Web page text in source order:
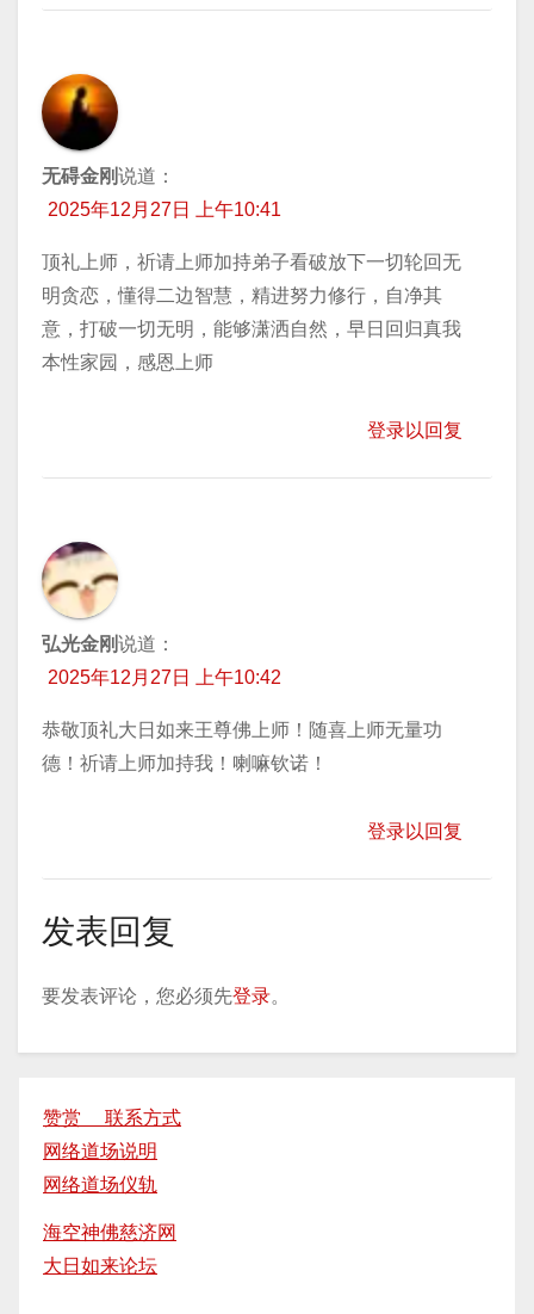
无碍金刚说道：
2025年12月27日 上午10:41
顶礼上师，祈请上师加持弟子看破放下一切轮回无
明贪恋，懂得二边智慧，精进努力修行，自净其
意，打破一切无明，能够潇洒自然，早日回归真我
本性家园，感恩上师
登录以回复
弘光金刚说道：
2025年12月27日 上午10:42
恭敬顶礼大日如来王尊佛上师！随喜上师无量功
德！祈请上师加持我！喇嘛钦诺！
登录以回复
发表回复
要发表评论，您必须先登录。
赞赏 联系方式
网络道场说明
网络道场仪轨
海空神佛慈济网
大日如来论坛